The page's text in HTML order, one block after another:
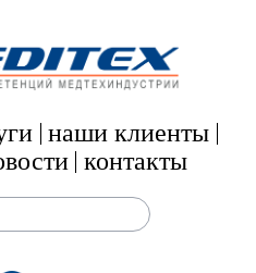
наши клиенты
контакты